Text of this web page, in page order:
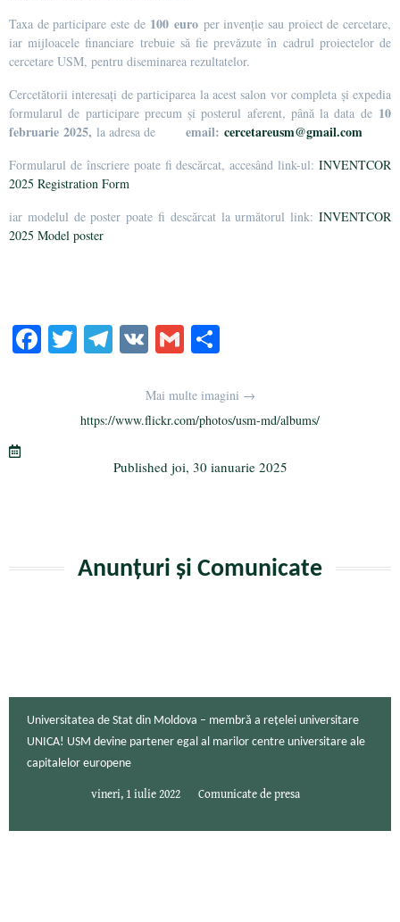
Taxa de participare este de 100 euro per invenție sau proiect de cercetare,
iar mijloacele financiare trebuie să fie prevăzute în cadrul proiectelor de
cercetare USM, pentru diseminarea rezultatelor.
Cercetătorii interesați de participarea la acest salon vor completa și expedia
formularul de participare precum și posterul aferent, până la data de 10
februarie 2025, la adresa de email: cercetareusm@gmail.com
Formularul de înscriere poate fi descărcat, accesând link-ul: INVENTCOR
2025 Registration Form
iar modelul de poster poate fi descărcat la următorul link: INVENTCOR
2025 Model poster
Fa T
r
Te
a
m
V G
ailaj
ea
Mai multe imagini →
https://www.flickr.com/photos/usm-md/albums/
Published joi, 30 ianuarie 2025
Anunțuri și Comunicate
Universitatea de Stat din Moldova – membră a rețelei universitare
UNICA! USM devine partener egal al marilor centre universitare ale
capitalelor europene
vineri, 1 iulie 2022 Comunicate de presa